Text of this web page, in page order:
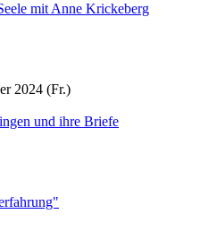
mit Anne Krickeberg
2024 (Fr.)
und ihre Briefe